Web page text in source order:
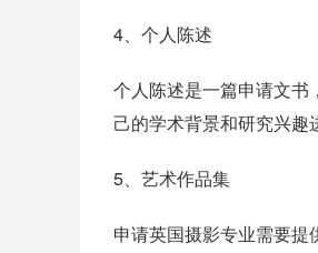
4、个人陈述
个人陈述是一篇申请文书
己的学术背景和研究兴趣
5、艺术作品集
申请英国摄影专业需要